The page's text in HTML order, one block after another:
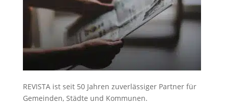
REVISTA ist seit 50 Jahren zuverlässiger Partner für
Gemeinden, Städte und Kommunen.